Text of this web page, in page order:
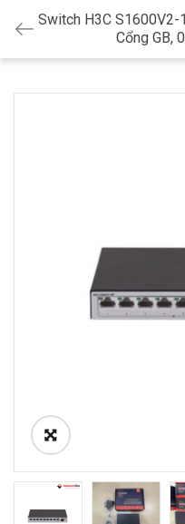
Switch H3C S1600V2-
Cổng GB,